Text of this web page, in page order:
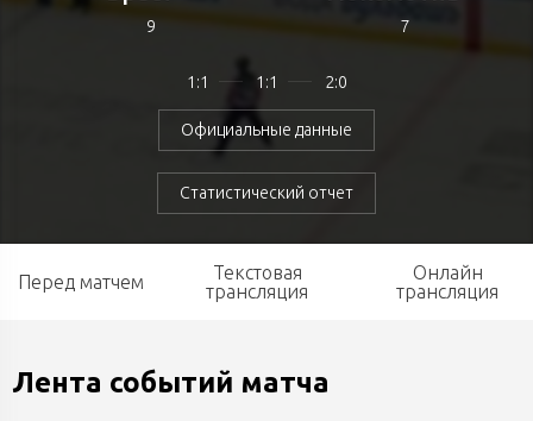
9
1:1 1:1 2:0
Официальные данные
Статистический отчет
7
Перед матчем
Текстовая
трансляция
Онлайн
трансляция
Лента событий матча